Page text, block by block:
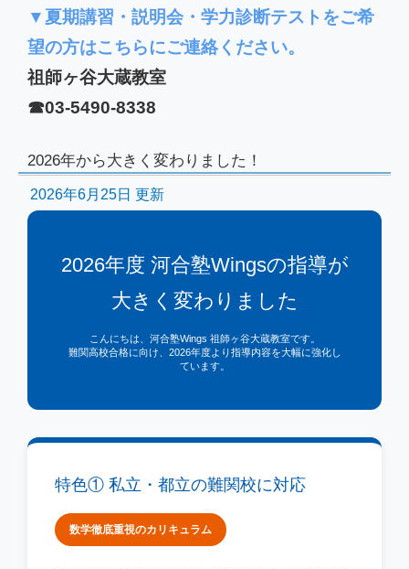
▼夏期講習・説明会・学力診断テストをご希
望の方はこちらにご連絡ください。
祖師ヶ谷大蔵教室
☎03-5490-8338
2026年から大きく変わりました！
2026年6月25日 更新
2026年度 河合塾Wingsの指導が
大きく変わりました
こんにちは、河合塾Wings 祖師ヶ谷大蔵教室です。
難関高校合格に向け、2026年度より指導内容を大幅に強化し
ています。
特色① 私立・都立の難関校に対応
数学徹底重視のカリキュラム